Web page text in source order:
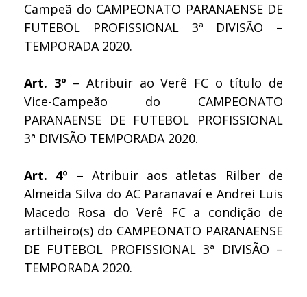
Campeã do CAMPEONATO PARANAENSE DE
FUTEBOL PROFISSIONAL 3ª DIVISÃO –
TEMPORADA 2020.
Art. 3º – Atribuir ao Verê FC o título de
Vice-Campeão do CAMPEONATO
PARANAENSE DE FUTEBOL PROFISSIONAL
3ª DIVISÃO TEMPORADA 2020.
Art. 4º – Atribuir aos atletas Rilber de
Almeida Silva do AC Paranavaí e Andrei Luis
Macedo Rosa do Verê FC a condição de
artilheiro(s) do CAMPEONATO PARANAENSE
DE FUTEBOL PROFISSIONAL 3ª DIVISÃO –
TEMPORADA 2020.